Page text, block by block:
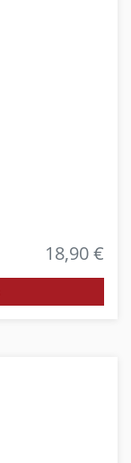
18,90 €